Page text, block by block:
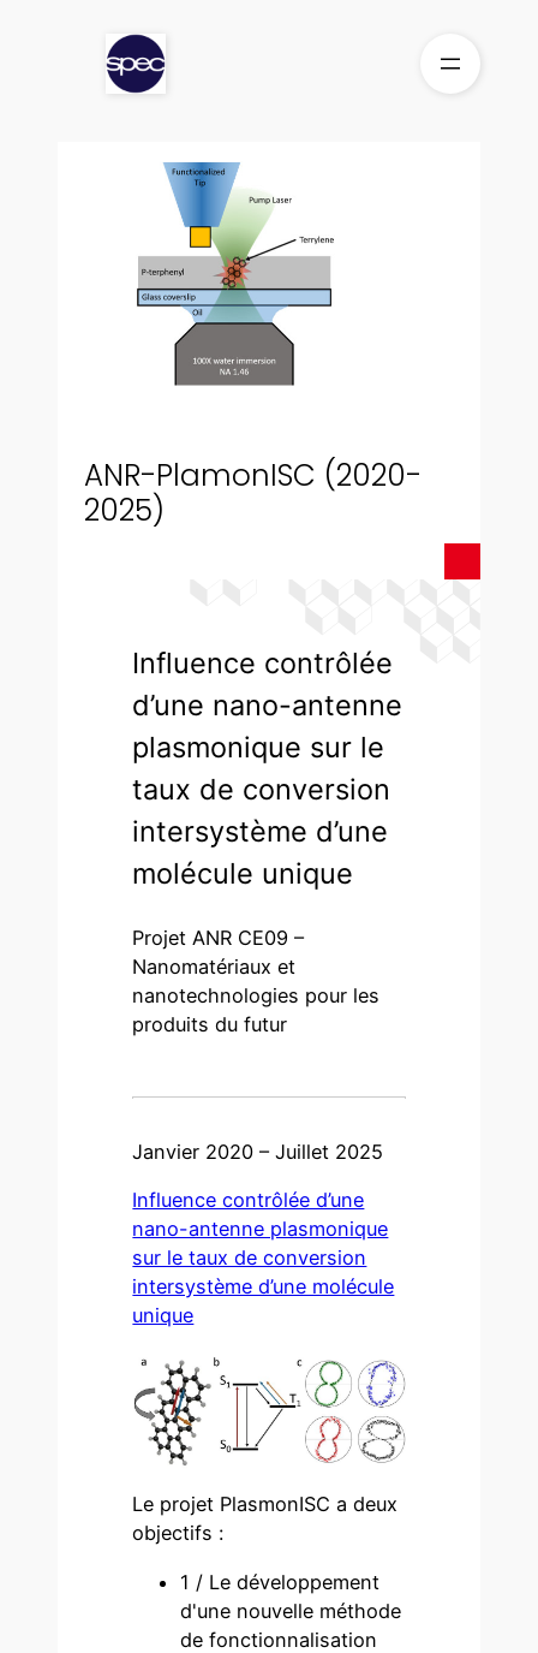
ANR-PlamonISC (2020-
2025)
Influence contrôlée
d’une nano-antenne
plasmonique sur le
taux de conversion
intersystème d’une
molécule unique
Projet ANR CE09 –
Nanomatériaux et
nanotechnologies pour les
produits du futur
Janvier 2020 – Juillet 2025
Influence contrôlée d’une
nano-antenne plasmonique
sur le taux de conversion
intersystème d’une molécule
unique
Le projet PlasmonISC a deux
objectifs :
1 / Le développement
d'une nouvelle méthode
de fonctionnalisation